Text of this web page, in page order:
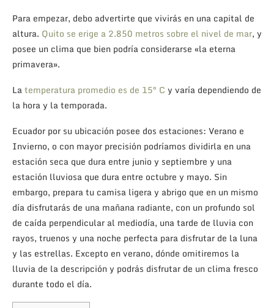
Para empezar, debo advertirte que vivirás en una capital de
altura. Quito se erige a 2.850 metros sobre el nivel de mar, y
posee un clima que bien podría considerarse «la eterna
primavera».
Latemperatura promedio es de 15° C y varía dependiendo de
la hora y la temporada.
Ecuador por su ubicación posee dos estaciones: Verano e
Invierno, o con mayor precisión podríamos dividirla en una
estación seca que dura entre junio y septiembre y una
estación lluviosa que dura entre octubre y mayo. Sin
embargo, prepara tu camisa ligera y abrigo que en un mismo
día disfrutarás de una mañana radiante, con un profundo sol
de caída perpendicular al mediodía, una tarde de lluvia con
rayos, truenos y una noche perfecta para disfrutar de la luna
y las estrellas. Excepto en verano, dónde omitiremos la
lluvia de la descripción y podrás disfrutar de un clima fresco
durante todo el día.